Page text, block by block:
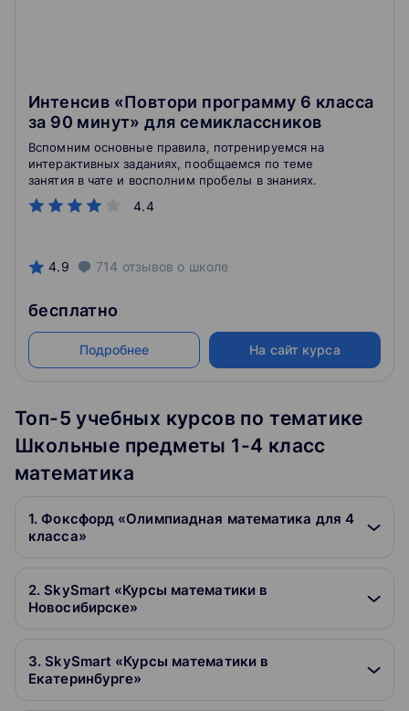
Интенсив «Повтори программу 6 класса
за 90 минут» для семиклассников
4.4
Вспомним основные правила, потренируемся на
интерактивных заданиях, пообщаемся по теме
занятия в чате и восполним пробелы в знаниях.
4.9 714 отзывов о школе
бесплатно
Подробнее На сайт курса
Топ-5 учебных курсов по тематике
Школьные предметы 1-4 класс
математика
1. Фоксфорд «Олимпиадная математика для 4
класса»
2. SkySmart «Курсы математики в
Новосибирске»
3. SkySmart «Курсы математики в
Екатеринбурге»